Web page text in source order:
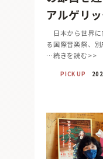
アルゲリ
日本から世界に
る国際音楽祭、
…続きを読む>>
PICK UP